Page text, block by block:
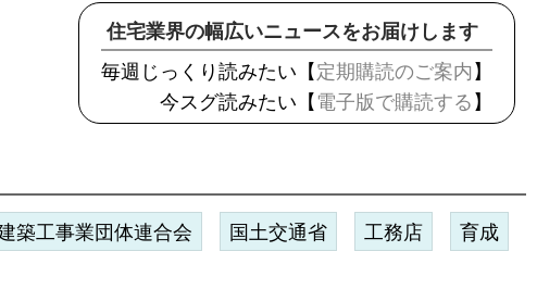
住宅業界の幅広いニュースをお届けします
毎週じっくり読みたい【 定期購読のご案内 】
今スグ読みたい【 電子版で購読する 】
築工事業団体連合会 国土交通省 工務店 育成